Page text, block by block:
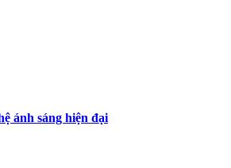
ánh sáng hiện đại